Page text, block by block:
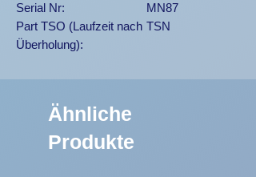
Serial Nr:
MN87
Part TSO (Laufzeit nach
Überholung):
TSN
Ähnliche
Produkte